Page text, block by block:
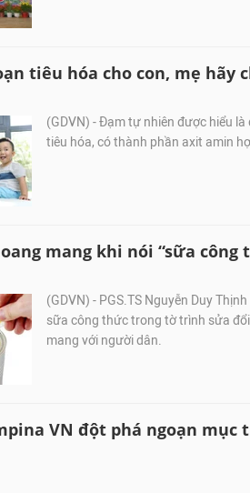
tiêu hóa cho con, mẹ hãy
(GDVN) - Đạm tự nhiên được hiểu
tiêu hóa, có thành phần axit amin
mang khi nói “sữa công
(GDVN) - PGS.TS Nguyễn Duy
sữa công thức trong tờ trình sửa
mang với người dân.
VN đột phá ngoạn